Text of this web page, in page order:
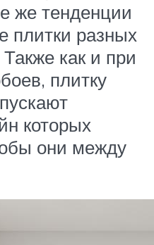
же тенденции
плитки разных
как и при
плитку
которых
они между